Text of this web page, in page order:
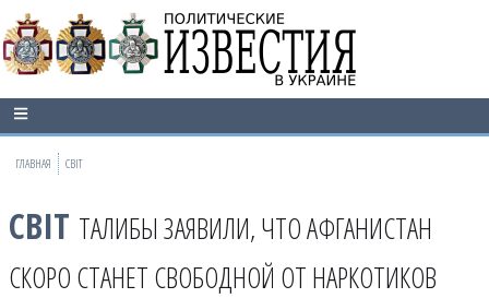
ГЛАВНАЯ СВІТ
СВІТ ТАЛИБЫ ЗАЯВИЛИ, ЧТО АФГАНИСТАН
СКОРО СТАНЕТ СВОБОДНОЙ ОТ НАРКОТИКОВ